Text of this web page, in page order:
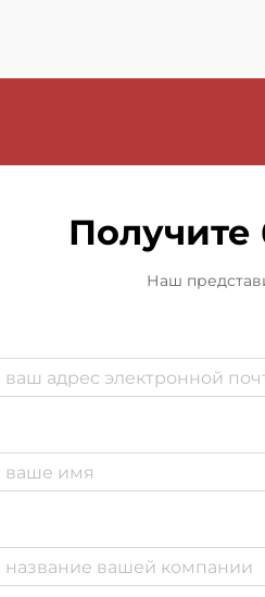
Получите
Наш